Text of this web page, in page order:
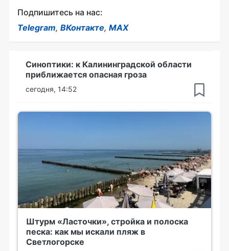
Подпишитесь на нас:
Telegram, ВКонтакте, MAX
Синоптики: к Калининградской области
приближается опасная гроза
сегодня, 14:52
Штурм «Ласточки», стройка и полоска
песка: как мы искали пляж в
Светлогорске